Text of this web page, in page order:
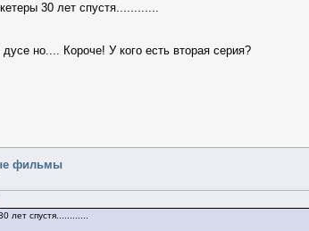
30 лет спустя............
но.... Короче! У кого есть вторая серия?
фильмы
лет спустя............